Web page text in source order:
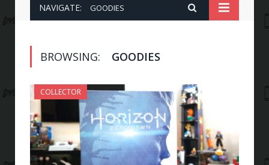
NAVIGATE: GOODIES
BROWSING: GOODIES
COLLECTOR